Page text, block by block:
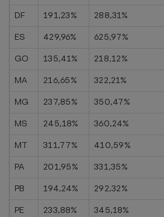
DF
191,23% 288,31%
ES
429,96% 625,97%
GO
135,41% 218,12%
MA
216,65% 322,21%
MG
237,85% 350,47%
MS
245,18% 360,24%
MT
311,77% 410,59%
PA
201,95% 331,35%
PB
194,24% 292,32%
PE
233,88% 345,18%